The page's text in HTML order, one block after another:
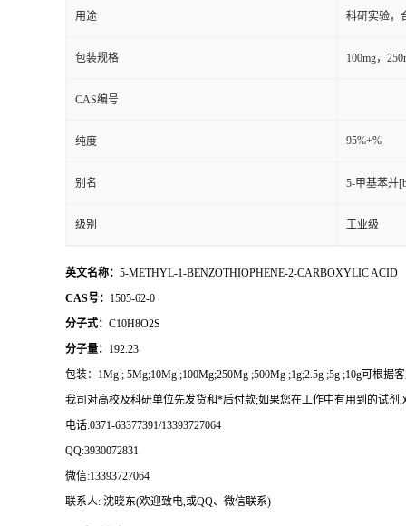
用途 科研实验，
包装规格 100mg，
CAS编号
纯度 95%+%
别名 5-甲基苯并
级别 工业级
英文名称： 5-METHYL-1-BENZOTHIOPHENE-2-CARBOXYLIC ACID
CAS号： 1505-62-0
分子式： C10H8O2S
分子量： 192.23
包装： 1Mg ; 5Mg;10Mg ;100Mg;250Mg ;500Mg ;1g;2.5g ;5g ;10g可根据
我司对高校及科研单位先发货和*后付款;如果您在工作中有用到的试剂 ,
电话:0371-63377391/13393727064
QQ:3930072831
微信:13393727064
联系人: 沈晓东(欢迎致电,或QQ、微信联系)